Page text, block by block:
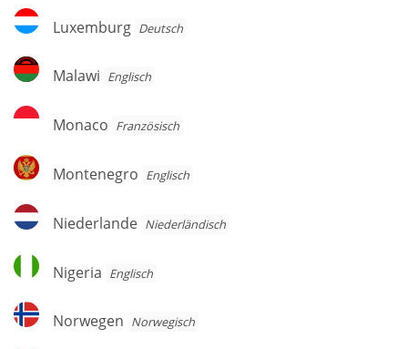
Luxemburg
Luxemburg Deutsch
Malawi
Malawi Englisch
Monaco
Monaco Französisch
Montenegro
Montenegro Englisch
Niederlande
Niederlande Niederländisch
Nigeria
Nigeria Englisch
Norwegen
Norwegen Norwegisch